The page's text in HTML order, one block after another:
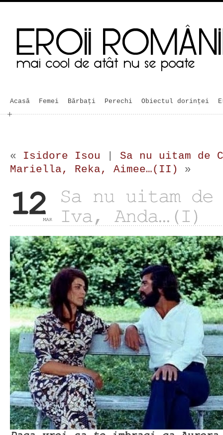
Acasă Femei Bărbaţi Perechi Obiectul dorinței
« Isidore Isou
Sa nu uitam de
Mariella, Reka, Aimee…(II)
»